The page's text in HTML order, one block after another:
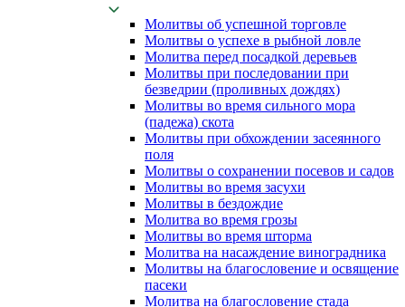
Молитвы об успешной торговле
Молитвы о успехе в рыбной ловле
Молитва перед посадкой деревьев
Молитвы при последовании при
безведрии (проливных дождях)
Молитвы во время сильного мора
(падежа) скота
Молитвы при обхождении засеянного
поля
Молитвы о сохранении посевов и садов
Молитвы во время засухи
Молитвы в бездождие
Молитва во время грозы
Молитвы во время шторма
Молитва на насаждение виноградника
Молитвы на благословение и освящение
пасеки
Молитва на благословение стада